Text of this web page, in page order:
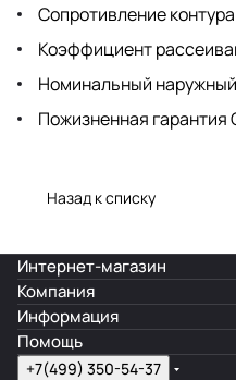
Сопротивление
Коэффициент
Номинальный
Пожизненная гарантия
Назад к списку
Интернет-магазин
Компания
Информация
Помощь
+7(499) 350-54-37